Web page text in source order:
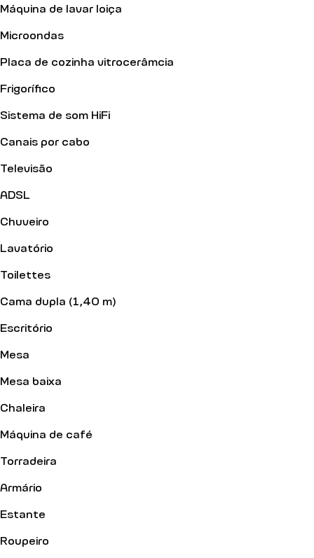
Máquina de lavar loiça
Microondas
Placa de cozinha vitrocerâmcia
Frigorífico
Sistema de som HiFi
Canais por cabo
Televisão
ADSL
Chuveiro
Lavatório
Toilettes
Cama dupla (1,40 m)
Escritório
Mesa
Mesa baixa
Chaleira
Máquina de café
Torradeira
Armário
Estante
Roupeiro